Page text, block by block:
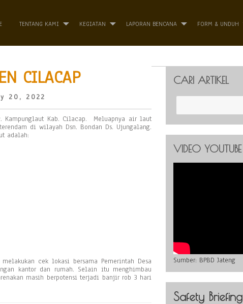
TENTANG KAMI KEGIATAN LAPORAN BENCANA FORM & UNDUH
CILACAP
20, 2022
Kampunglaut Kab. Cilacap. Meluapnya air laut
di wilayah Dsn. Bondan Ds. Ujungalang.
adalah:
cek lokasi bersama Pemerintah Desa
kantor dan rumah. Selain itu menghimbau
masih berpotensi terjadi banjir rob 3 hari
CARI ARTIKEL
VIDEO YOUTUBE
Sumber: BPBD Jateng
Safety Briefing